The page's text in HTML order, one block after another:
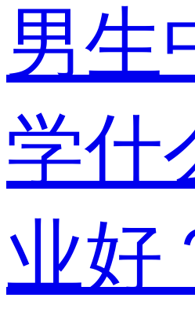
男生
学什
业好